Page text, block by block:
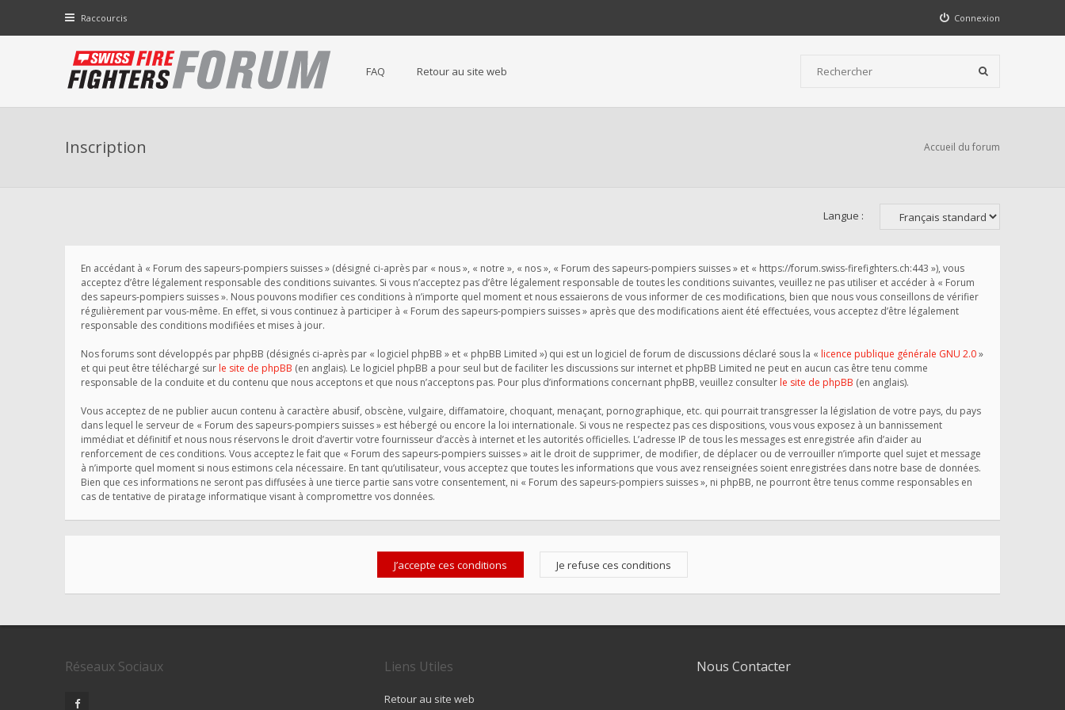
Raccourcis Connexion
FAQ Retour au site web
Inscription Accueil du forum
Langue :
En accédant à « Forum des sapeurs-pompiers suisses » (désigné ci-après par « nous », « notre », « nos », « Forum des sapeurs-pompiers suisses » et « https://forum.swiss-firefighters.ch:443 »), vous
acceptez d’être légalement responsable des conditions suivantes. Si vous n’acceptez pas d’être légalement responsable de toutes les conditions suivantes, veuillez ne pas utiliser et accéder à « Forum
des sapeurs-pompiers suisses ». Nous pouvons modifier ces conditions à n’importe quel moment et nous essaierons de vous informer de ces modifications, bien que nous vous conseillons de vérifier
régulièrement par vous-même. En effet, si vous continuez à participer à « Forum des sapeurs-pompiers suisses » après que des modifications aient été effectuées, vous acceptez d’être légalement
responsable des conditions modifiées et mises à jour.
Nos forums sont développés par phpBB (désignés ci-après par « logiciel phpBB » et « phpBB Limited ») qui est un logiciel de forum de discussions déclaré sous la « licence publique générale GNU 2.0»
et qui peut être téléchargé sur le site de phpBB (en anglais). Le logiciel phpBB a pour seul but de faciliter les discussions sur internet et phpBB Limited ne peut en aucun cas être tenu comme
responsable de la conduite et du contenu que nous acceptons et que nous n’acceptons pas. Pour plus d’informations concernant phpBB, veuillez consulter le site de phpBB (en anglais).
Vous acceptez de ne publier aucun contenu à caractère abusif, obscène, vulgaire, diffamatoire, choquant, menaçant, pornographique, etc. qui pourrait transgresser la législation de votre pays, du pays
dans lequel le serveur de « Forum des sapeurs-pompiers suisses » est hébergé ou encore la loi internationale. Si vous ne respectez pas ces dispositions, vous vous exposez à un bannissement
immédiat et définitif et nous nous réservons le droit d’avertir votre fournisseur d’accès à internet et les autorités officielles. L’adresse IP de tous les messages est enregistrée afin d’aider au
renforcement de ces conditions. Vous acceptez le fait que « Forum des sapeurs-pompiers suisses » ait le droit de supprimer, de modifier, de déplacer ou de verrouiller n’importe quel sujet et message
à n’importe quel moment si nous estimons cela nécessaire. En tant qu’utilisateur, vous acceptez que toutes les informations que vous avez renseignées soient enregistrées dans notre base de données.
Bien que ces informations ne seront pas diffusées à une tierce partie sans votre consentement, ni « Forum des sapeurs-pompiers suisses », ni phpBB, ne pourront être tenus comme responsables en
cas de tentative de piratage informatique visant à compromettre vos données.
Réseaux Sociaux Liens Utiles
Retour au site web
Nous Contacter